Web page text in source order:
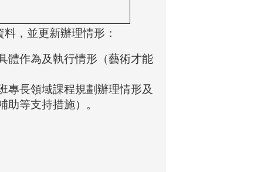
，並更新辦理情形：
體作為及執行情形（藝術才能
專長領域課程規劃辦理情形及
等支持措施）。